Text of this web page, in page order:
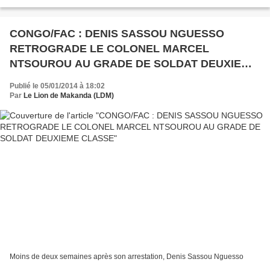
CONGO/FAC : DENIS SASSOU NGUESSO
RETROGRADE LE COLONEL MARCEL
NTSOUROU AU GRADE DE SOLDAT DEUXIEME
CLASSE
Publié le 05/01/2014 à 18:02
Par Le Lion de Makanda (LDM)
Moins de deux semaines après son arrestation, Denis Sassou Nguesso